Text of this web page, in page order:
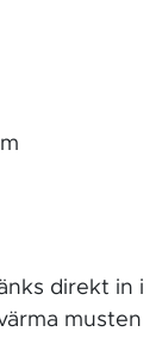
direkt in i
musten